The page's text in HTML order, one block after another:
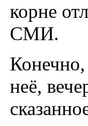
корне
СМИ.
неё,